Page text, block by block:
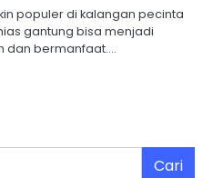
populer di kalangan pecinta
gantung bisa menjadi
dan bermanfaat.…
Cari